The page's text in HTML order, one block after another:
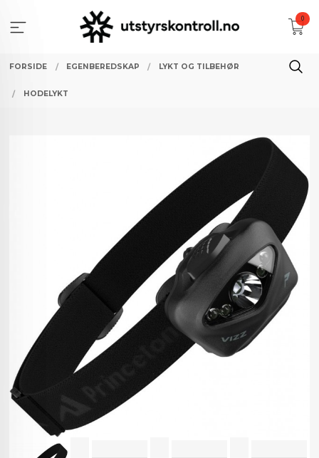
innholdet
0
FORSIDE EGENBEREDSKAP LYKT OG TILBEHØR
HODELYKT